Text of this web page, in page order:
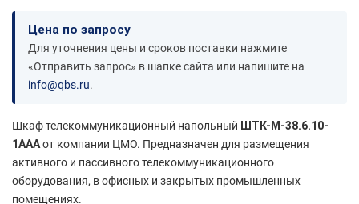
Цена по запросу
Для уточнения цены и сроков поставки нажмите
«Отправить запрос» в шапке сайта или напишите на
info@qbs.ru.
Шкаф телекоммуникационный напольный ШТК-М-38.6.10-
1АААот компании ЦМО. Предназначен для размещения
активного и пассивного телекоммуникационного
оборудования, в офисных и закрытых промышленных
помещениях.